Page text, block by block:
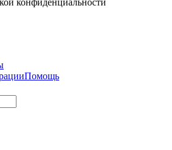
конфиденциальности
Помощь